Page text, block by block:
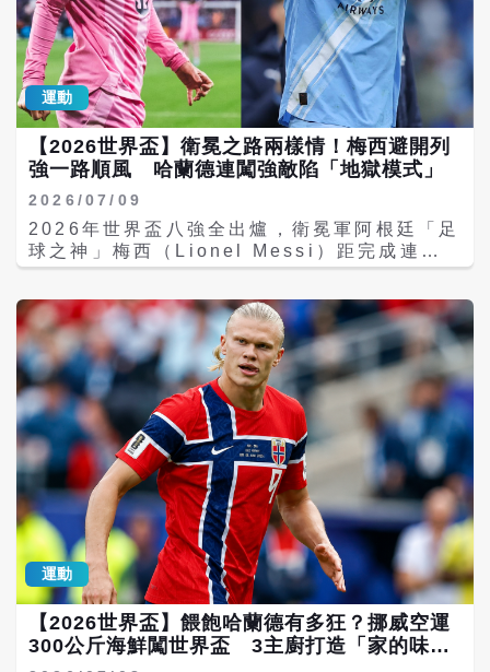
示，天候對兩隊都相同，不會拿來當作藉口，
但他承認，如此極端的比賽環境，確實加速了
球員體能流失，尤其像哈蘭德這樣需要大量衝
刺、對抗的中鋒，消耗更加驚人。 英格蘭祭出
最高規格防守 哈蘭德636天來首度「熄火」
哈蘭德的退場，象徵英格蘭完成了一項本屆世
界盃最艱鉅的任務。 整場比賽，英格蘭幾乎以
雙人甚至三人包夾方式限制哈蘭德，每當他接
近禁區，防守球員便立即壓迫，不讓他有舒服
的射門空間。 美聯社指出，英格蘭此役最大的
成功，就是徹底切斷哈蘭德與隊友之間的連
結，讓挪威最具威脅的進攻武器失去作用。事
時，讚揚哈德蘭是個不可思議的人。 事實上，
哈蘭德並非沒攻破球門。他曾一度將球送入網
內，但經過影像輔助裁判（VAR）檢視後，因
進攻犯規在先，進球遭判無效，令全場挪威球
迷扼腕。 根據外媒統計，這也是哈蘭德自
2024年10月以來，636天內首次在正式國家
隊賽事未能取得進球。過去近兩年，他幾乎場
場都有斬獲，如今這段驚人的連續進球紀錄，
終於被英格蘭畫下句點。 然而，即使無法延續
進球神話，外界普遍認為，英格蘭必須動用最
高規格防守才能限制哈蘭德，本身就證明了他
在世界足壇的影響力。 「這改變了我的人
生」 哈蘭德：世界終於看見挪威 比起個人成
績，哈蘭德賽後更在意的是挪威足球的改變。
「這是一段瘋狂的旅程。」他說，「我知道自
己已沒有力氣了，但我真的想留在場上，幫助
球隊。」 談到提前退場，哈蘭德沒有任何抱
慌亂。上半場第44分鐘，貝林漢姆在禁區內接
獲隊友傳球，即使遭三名防守球員包夾，仍冷
靜起腳破門，替英格蘭將比分扳成1：1，雙方
帶著平手局面進入中場休息。 易籃後，第55
分鐘挪威曾一度再度攻破球門，赫格姆
（Eivind Helland Heggem）利用角球機會
勁射得手。不過主裁判經檢視後認定，哈蘭德
在進球前對英格蘭球員安德森（Elliot
Anderson）犯規，因此取消進球，雙方比分
寫比數，正規90分鐘結束仍僵持不下。 比賽
進入延長賽後，英格蘭把握關鍵機會。第92分
身，迅速跟進補射破門，完成個人單場第二
球，也幫助英格蘭取得2：1領先。 最終英格
蘭守住勝果，以2：1力克挪威，順利挺進本屆
世界盃四強；貝林漢姆攻進致勝兩球，成為球
隊晉級的最大功臣，而哈蘭德領軍的挪威則止
步八強。
運動
【2026世界盃】衛冕之路兩樣情！梅西避開列
強一路順風 哈蘭德連闖強敵陷「地獄模式」
2026/07/09
2026年世界盃八強全出爐，衛冕軍阿根廷「足
球之神」梅西（Lionel Messi）距完成連霸
目標再近一步。不過，當各隊晉級之路攤開比
《MisterChip》與英國足球數據機構
《Opta》公布的統計，卻意外成為國際足壇最
新熱議焦點。 數據顯示，阿根廷從小組賽到八
強賽遭遇對手的平均世界排名僅38.3名，是八
強球隊中最容易的一條晉級路線；反觀由哈蘭
德（Erling Haaland）領軍的挪威，對手平
均實力與世界排名都是八強之最，堪稱本屆世
界盃最艱難的晉級之路。 兩支球隊命運形成鮮
明對比，也讓外界再次討論世界盃淘汰賽籤表
是否存在「命運籤運」的巨大差異，而非所有
爭冠熱門都站在相同起跑點。 數據揭露晉級難
度 阿根廷直到八強才遇世界前20球隊 根據
《MisterChip》統計，本屆世界盃以各隊賽
前FIFA世界排名作基準，阿根廷一路交手的六
支球隊依序為阿爾及利亞（第28）、奧地利
（第24）、約旦（第63）、維德角（第
運動
【2026世界盃】餵飽哈蘭德有多狂？挪威空運
300公斤海鮮闖世界盃 3主廚打造「家的味